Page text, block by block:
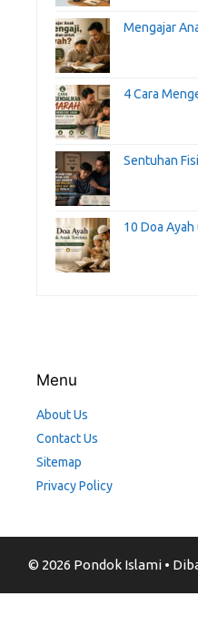
Mengajar
4 Cara
Sentuhan
10 Doa
Menu
About Us
Contact Us
Sitemap
Privacy Policy
© 2026 Pondok Islami•